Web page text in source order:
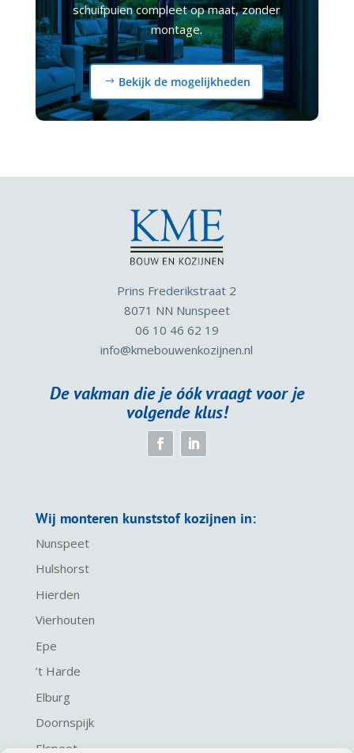
schuifpuien compleet op maat, zonder
montage.
Bekijk de mogelijkheden
Prins Frederikstraat 2
8071 NN Nunspeet
06 10 46 62 19
info@kmebouwenkozijnen.nl
De vakman die je óók vraagt voor je
volgende klus!
Wij monteren kunststof kozijnen in:
Nunspeet
Hulshorst
Hierden
Vierhouten
Epe
’t Harde
Elburg
Doornspijk
Elspeet